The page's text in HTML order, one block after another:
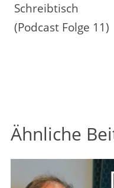
Schreibtisch
(Podcast Folge 11)
Ähnliche